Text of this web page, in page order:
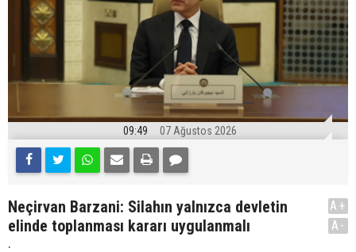
09:49 07 Ağustos 2026
Neçirvan Barzani: Silahın yalnızca devletin
elinde toplanması kararı uygulanmalı
.
A+
A-